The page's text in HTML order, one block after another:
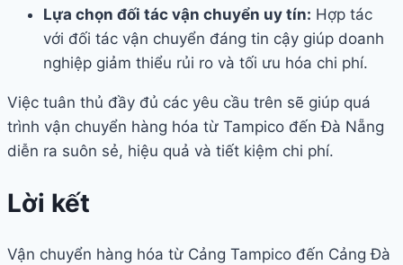
Lựa chọn đối tác vận chuyển uy tín: Hợp tác
với đối tác vận chuyển đáng tin cậy giúp doanh
nghiệp giảm thiểu rủi ro và tối ưu hóa chi phí.
Việc tuân thủ đầy đủ các yêu cầu trên sẽ giúp quá
trình vận chuyển hàng hóa từ Tampico đến Đà Nẵng
diễn ra suôn sẻ, hiệu quả và tiết kiệm chi phí.
Lời kết
Vận chuyển hàng hóa từ Cảng Tampico đến Cảng Đà